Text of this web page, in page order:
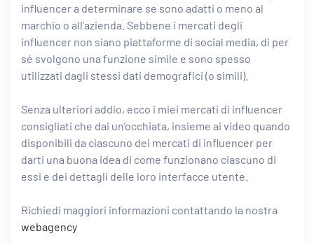
influencer a determinare se sono adatti o meno al
marchio o all’azienda. Sebbene i mercati degli
influencer non siano piattaforme di social media, di per
sé svolgono una funzione simile e sono spesso
utilizzati dagli stessi dati demografici (o simili).
Senza ulteriori addio, ecco i miei mercati di influencer
consigliati che dai un’occhiata, insieme ai video quando
disponibili da ciascuno dei mercati di influencer per
darti una buona idea di come funzionano ciascuno di
essi e dei dettagli delle loro interfacce utente.
Richiedi maggiori informazioni contattando la nostra
webagency